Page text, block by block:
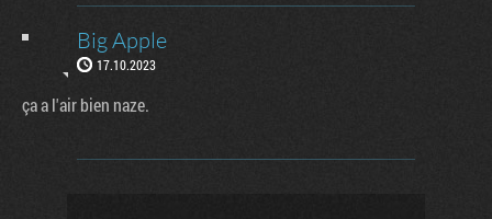
Big Apple
17.10.2023
ça a l'air bien naze.